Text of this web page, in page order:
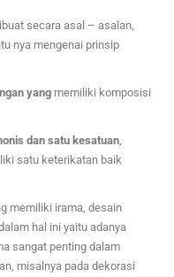
secara asal – asalan,
nya mengenai prinsip
yang memiliki komposisi
dan satu kesatuan
satu keterikatan baik
memiliki irama, desain
hal ini yaitu adanya
sangat penting dalam
misalnya pada dekorasi